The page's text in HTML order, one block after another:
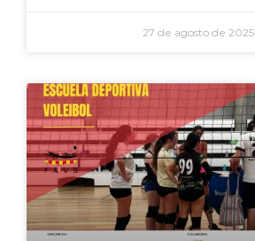
27 de agosto de 2025